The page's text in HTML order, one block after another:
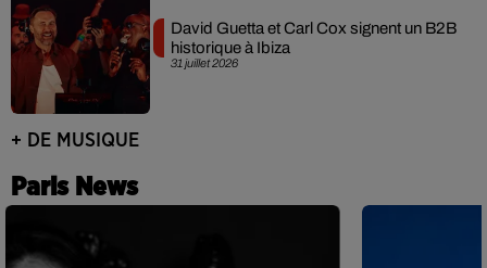
31 juillet 2026
David Guetta et Carl Cox signent un B2B
historique à Ibiza
+ DE MUSIQUE
Paris News